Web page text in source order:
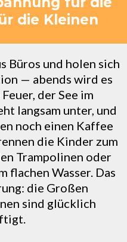
die Kleinen
Büros und holen sich
— abends wird es
der See im
langsam unter, und
noch einen Kaffee
die Kinder zum
Trampolinen oder
flachen Wasser. Das
die Großen
sind glücklich